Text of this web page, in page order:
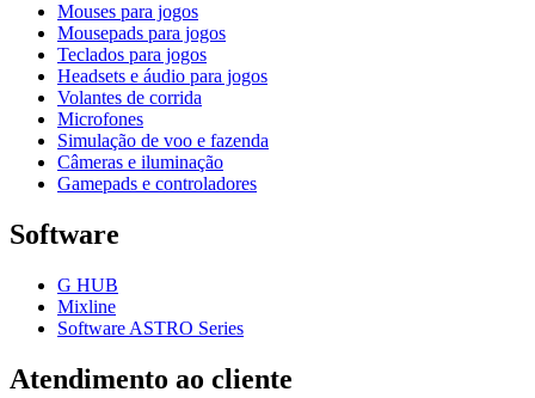
Mouses para jogos
Mousepads para jogos
Teclados para jogos
Headsets e áudio para jogos
Volantes de corrida
Microfones
Simulação de voo e fazenda
Câmeras e iluminação
Gamepads e controladores
Software
G HUB
Mixline
Software ASTRO Series
Atendimento ao cliente